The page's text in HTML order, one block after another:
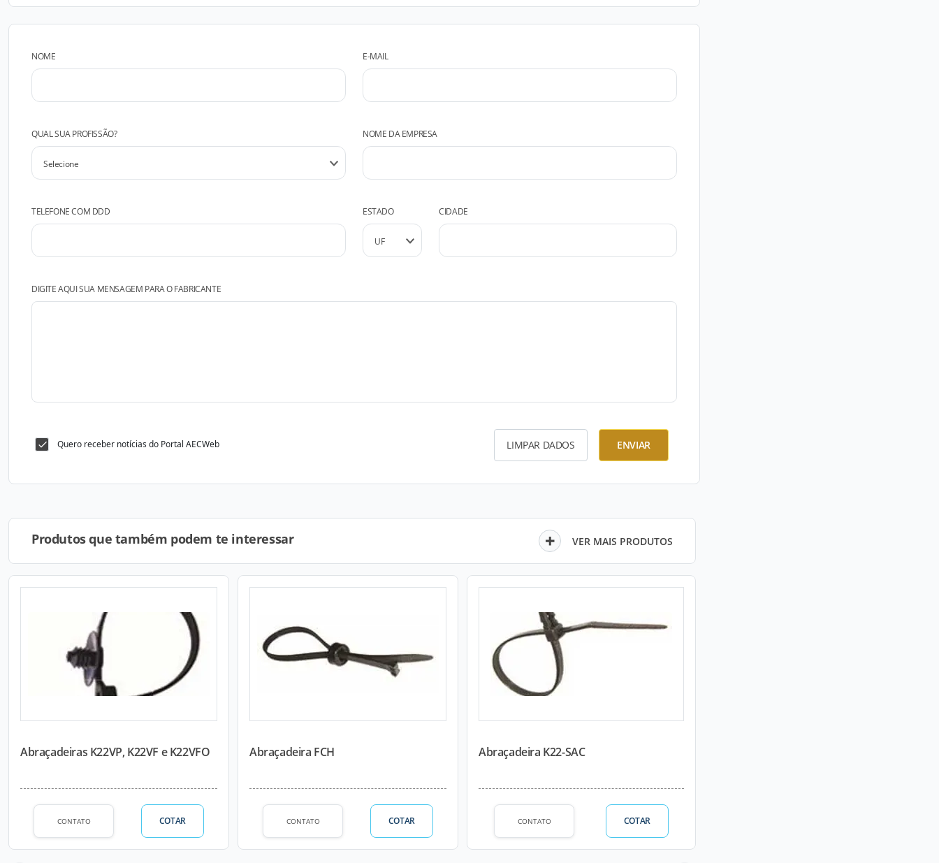
NOME E-MAIL
QUAL SUA PROFISSÃO? NOME DA EMPRESA
TELEFONE COM DDD ESTADO CIDADE
DIGITE AQUI SUA MENSAGEM PARA O FABRICANTE
Quero receber notícias do Portal AECWeb LIMPAR DADOS ENVIAR
Produtos que também podem te interessar VER MAIS PRODUTOS
Abraçadeiras K22VP, K22VF e K22VFO
CONTATO COTAR
Abraçadeira FCH
CONTATO COTAR
Abraçadeira K22-SAC
CONTATO COTAR